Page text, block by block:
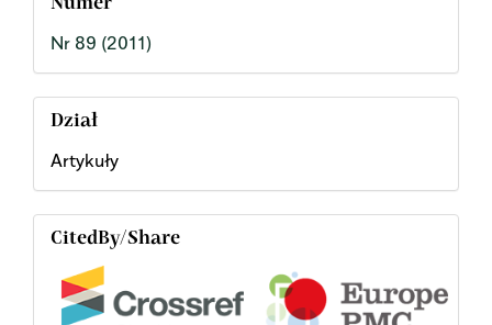
Numer
Nr 89 (2011)
Dział
Artykuły
CitedBy/Share